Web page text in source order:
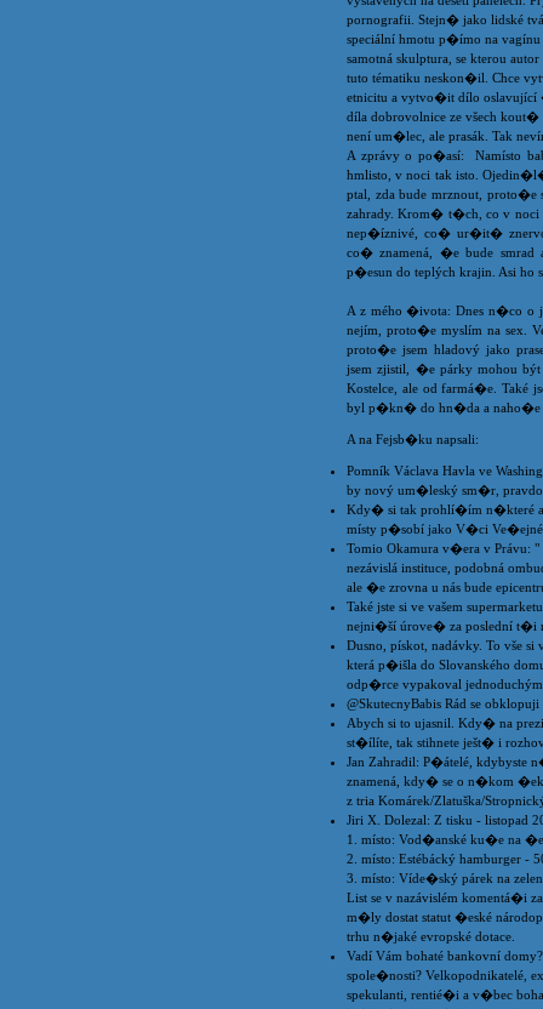
pornografii. Stejn� jako lidské
speciální hmotu p�ímo na
samotná skulptura, se kterou
tuto tématiku neskon�il. Chce
etnicitu a vytvo�it dílo oslavující
díla dobrovolnice ze všech
není um�lec, ale prasák. Tak
A zprávy o po�así: Namísto
hmlisto, v noci tak isto.
ptal, zda bude mrznout, proto�e
zahrady. Krom� t�ch, co v
nep�íznivé, co� ur�it�
co� znamená, �e bude
p�esun do teplých krajin. Asi
A z mého �ivota: Dnes n�co o
nejím, proto�e myslím na sex.
proto�e jsem hladový jako
jsem zjistil, �e párky mohou
Kostelce, ale od farmá�e. Také
byl p�kn� do hn�da a naho�e
A na Fejsb�ku napsali:
Pomník Václava Havla ve
by nový um�leský sm�r,
Kdy� si tak prohlí�ím n�které
místy p�sobí jako V�ci
Tomio Okamura v�era v Právu:
nezávislá instituce, podobná
ale �e zrovna u nás bude
Také jste si ve vašem
nejni�ší úrove� za poslední t�i
Dusno, pískot, nadávky. To vše
která p�išla do Slovanského
odp�rce vypakoval
@SkutecnyBabis Rád se
Abych si to ujasnil. Kdy� na
st�ílíte, tak stihnete ješt� i
Jan Zahradil: P�átelé,
znamená, kdy� se o n�kom
z tria Komárek/Zlatuška/
Jiri X. Dolezal: Z tisku - listopad
1. místo: Vod�anské ku�e na
2. místo: Estébácký hamburger -
3. místo: Víde�ský párek na
List se v nazávislém komentá�i
m�ly dostat statut �eské
trhu n�jaké evropské dotace.
Vadí Vám bohaté bankovní
spole�nosti? Velkopodnikatelé,
spekulanti, rentié�i a v�bec